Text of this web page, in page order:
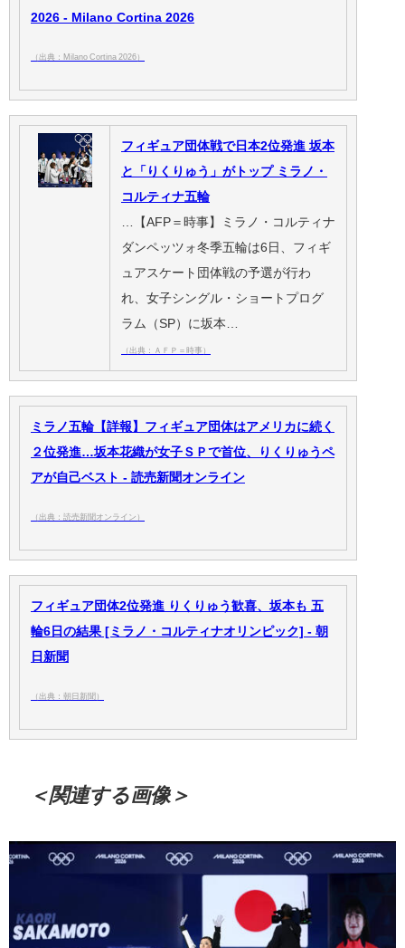
2026 - Milano Cortina 2026
（出典：Milano Cortina 2026）
フィギュア団体戦で日本2位発進 坂本
と「りくりゅう」がトップ ミラノ・
コルティナ五輪
…【AFP＝時事】ミラノ・コルティナ
ダンペッツォ冬季五輪は6日、フィギ
ュアスケート団体戦の予選が行わ
れ、女子シングル・ショートプログ
ラム（SP）に坂本…
（出典：ＡＦＰ＝時事）
ミラノ五輪【詳報】フィギュア団体はアメリカに続く
２位発進…坂本花織が女子ＳＰで首位、りくりゅうペ
アが自己ベスト - 読売新聞オンライン
（出典：読売新聞オンライン）
フィギュア団体2位発進 りくりゅう歓喜、坂本も 五
輪6日の結果 [ミラノ・コルティナオリンピック] - 朝
日新聞
（出典：朝日新聞）
＜関連する画像＞